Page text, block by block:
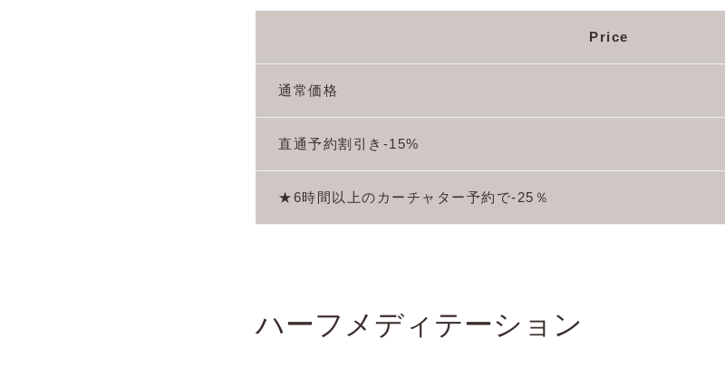
Price
通常価格
直通予約割引き-15%
★6時間以上のカーチャター予約で-25％
ハーフメディテーション